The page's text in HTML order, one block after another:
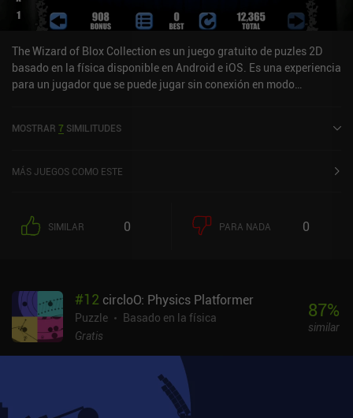
The Wizard of Blox Collection es un juego gratuito de puzles 2D
basado en la física disponible en Android e iOS. Es una experiencia
para un jugador que se puede jugar sin conexión en modo
MOSTRAR 7 SIMILITUDES
MÁS JUEGOS COMO ESTE
SIMILAR 0 PARA NADA 0
#12 circloO: Physics Platformer
Puzzle
Basado en la física
Gratis
87%
similar